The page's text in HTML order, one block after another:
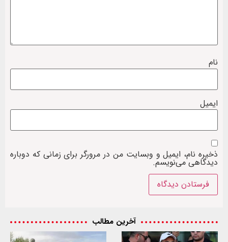
نام
ایمیل
ذخیره نام، ایمیل و وبسایت من در مرورگر برای زمانی که دوباره
دیدگاهی می‌نویسم.
آخرین مطالب